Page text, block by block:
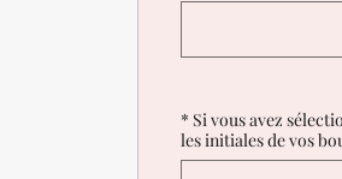
* Si vous avez
les initiales de vos